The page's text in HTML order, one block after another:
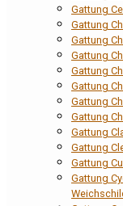
Gattung
Gattung
Gattung
Gattung
Gattung
Gattung
Gattung
Gattung
Gattung
Gattung
Gattung
Gattung